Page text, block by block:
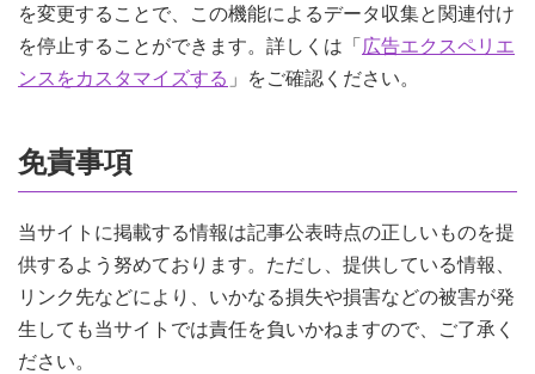
を変更することで、この機能によるデータ収集と関連付け
を停止することができます。詳しくは「広告エクスペリエ
ンスをカスタマイズする 」をご確認ください。
免責事項
当サイトに掲載する情報は記事公表時点の正しいものを提
供するよう努めております。ただし、提供している情報、
リンク先などにより、いかなる損失や損害などの被害が発
生しても当サイトでは責任を負いかねますので、ご了承く
ださい。